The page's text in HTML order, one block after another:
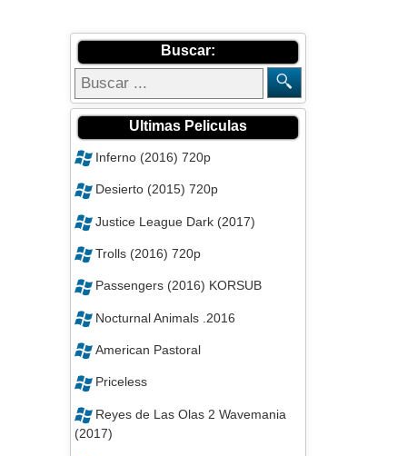
Buscar:
Ultimas Peliculas
Inferno (2016) 720p
Desierto (2015) 720p
Justice League Dark (2017)
Trolls (2016) 720p
Passengers (2016) KORSUB
Nocturnal Animals .2016
American Pastoral
Priceless
Reyes de Las Olas 2 Wavemania
(2017)